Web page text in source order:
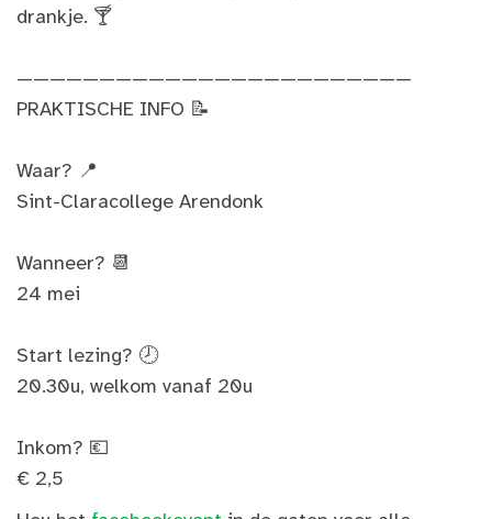
drankje. 🍸
————————————————————————
PRAKTISCHE INFO 📝
Waar? 📍
Sint-Claracollege Arendonk
Wanneer? 📆
24 mei
Start lezing? 🕗
20.30u, welkom vanaf 20u
Inkom? 💶
€ 2,5